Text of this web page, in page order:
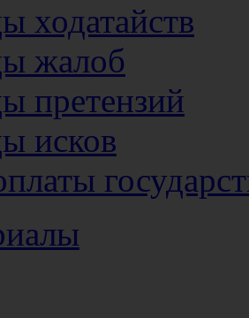
ходатайств
жалоб
претензий
исков